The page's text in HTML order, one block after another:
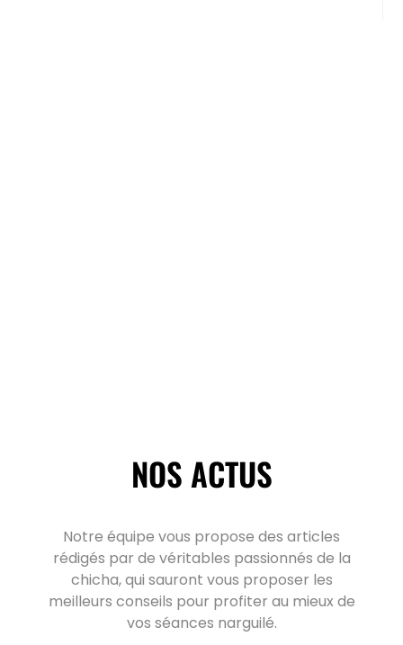
NOS ACTUS
Notre équipe vous propose des articles
rédigés par de véritables passionnés de la
chicha, qui sauront vous proposer les
meilleurs conseils pour profiter au mieux de
vos séances narguilé.